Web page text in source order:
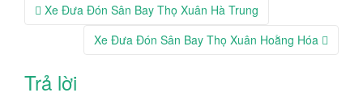
Post
navigation
Xe Đưa Đón Sân Bay Thọ Xuân Hà Trung
Xe Đưa Đón Sân Bay Thọ Xuân Hoằng Hóa
Trả lời